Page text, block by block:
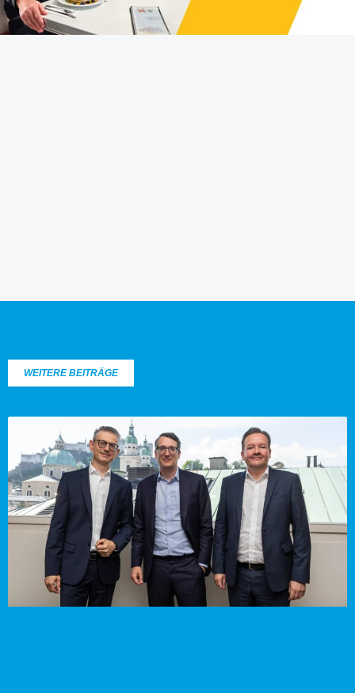
WEITERE BEITRÄGE